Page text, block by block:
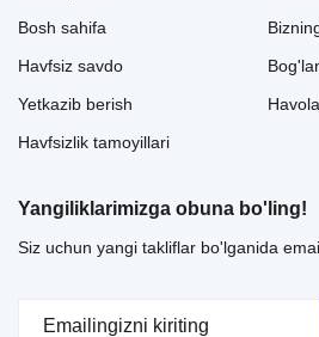
Bosh sahifa
Havfsiz savdo
Yetkazib berish
Havfsizlik tamoyillari
Yangiliklarimizga obuna bo'ling!
Siz uchun yangi takliflar bo'lganida